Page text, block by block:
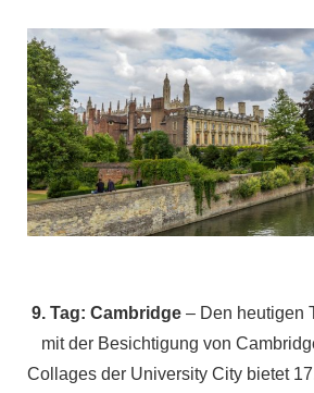
9. Tag: Cambridge – Den heutigen
mit der Besichtigung von
Collages der University City bietet